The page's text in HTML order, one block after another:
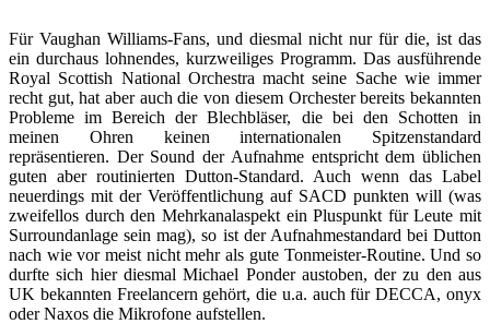
Für Vaughan Williams-Fans, und diesmal nicht nur für die, ist das
ein durchaus lohnendes, kurzweiliges Programm. Das ausführende
Royal Scottish National Orchestra macht seine Sache wie immer
recht gut, hat aber auch die von diesem Orchester bereits bekannten
Probleme im Bereich der Blechbläser, die bei den Schotten in
meinen Ohren keinen internationalen Spitzenstandard
repräsentieren. Der Sound der Aufnahme entspricht dem üblichen
guten aber routinierten Dutton-Standard. Auch wenn das Label
neuerdings mit der Veröffentlichung auf SACD punkten will (was
zweifellos durch den Mehrkanalaspekt ein Pluspunkt für Leute mit
Surroundanlage sein mag), so ist der Aufnahmestandard bei Dutton
nach wie vor meist nicht mehr als gute Tonmeister-Routine. Und so
durfte sich hier diesmal Michael Ponder austoben, der zu den aus
UK bekannten Freelancern gehört, die u.a. auch für DECCA, onyx
oder Naxos die Mikrofone aufstellen.